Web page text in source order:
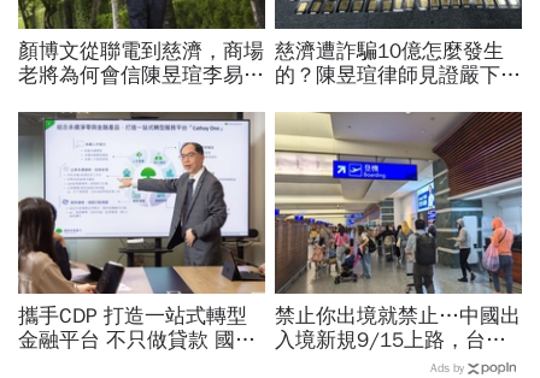
顏博文從聯電到慈濟，商場
老將為何會信陳昱瑄李易
聲：將捍衛信眾捐款、蔡英
文也說話
慈濟遭詐騙10億怎麼發生
的？陳昱瑄律師見證嚴下跪
金，洗錢手法曝光…慈濟回
應了
攜手CDP 打造一站式轉型
金融平台 不只做貸款 國泰
禁止你出境就禁止…中國出
入境新規9/15上路，台灣
人小心「有去無回」？4種
Ads by